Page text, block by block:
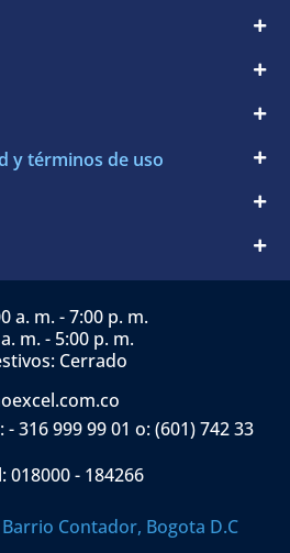
y términos de uso
a. m. - 7:00 p. m.
m. - 5:00 p. m.
Cerrado
- 316 999 99 01 o: (601) 742 33
018000 - 184266
Barrio Contador, Bogota D.C